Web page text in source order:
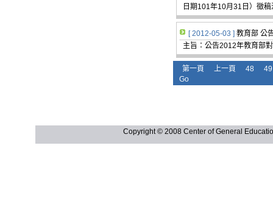
日期101年10月31日）徵
[ 2012-05-03 ] 教育部 公
主旨：公告2012年教育部
第一頁 上一頁 48
49
Go
Copyright © 2008 Center of General